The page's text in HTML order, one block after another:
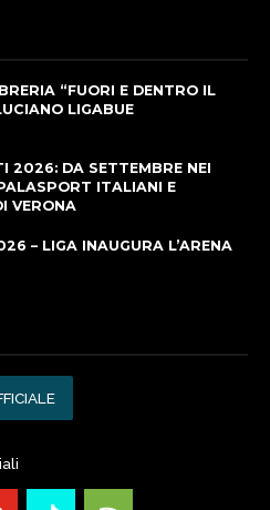
“FUORI E DENTRO IL
LIGABUE
2026: DA SETTEMBRE NEI
ITALIANI E
VERONA
– LIGA INAUGURA L’ARENA